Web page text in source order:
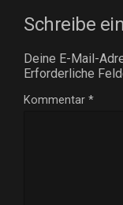
Schreibe
Deine E-Mail-
Erforderliche
Kommentar *